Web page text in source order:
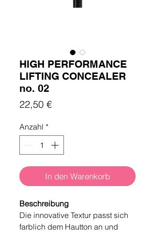
HIGH PERFORMANCE
LIFTING CONCEALER
no. 02
22,50 €Preis
Anzahl *
In den Warenkorb
Beschreibung
Die innovative Textur passt sich
farblich dem Hautton an und